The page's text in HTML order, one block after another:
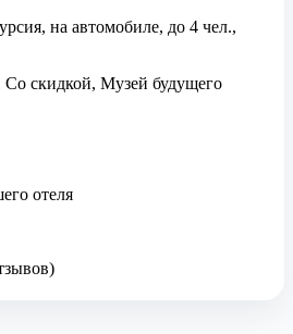
на автомобиле, до 4 чел.,
скидкой, Музей будущего
отеля